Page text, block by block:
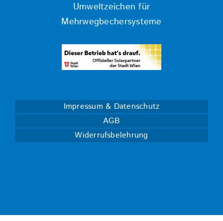
Umweltzeichen für
Mehrwegbechersysteme
Impressum & Datenschutz
AGB
Widerrufsbelehrung